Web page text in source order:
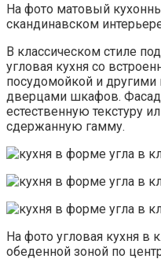
На фото матовый
скандинавском
В классическом стиле
угловая кухня со
посудомойкой и
дверцами шкафов.
естественную текстуру
сдержанную гамму.
На фото угловая кухня в
обеденной зоной по